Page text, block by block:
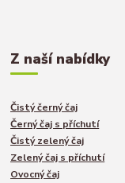
Z naší nabídky
Čistý černý čaj
Černý čaj s příchutí
Čistý zelený čaj
Zelený čaj s příchutí
Ovocný čaj